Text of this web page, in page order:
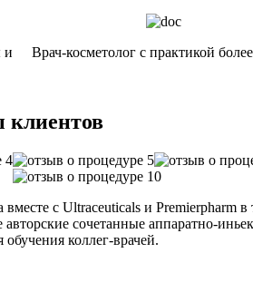
и
Врач-косметолог с практикой
с Ultraceuticals и
сочетанные аппаратно-
коллег-врачей.